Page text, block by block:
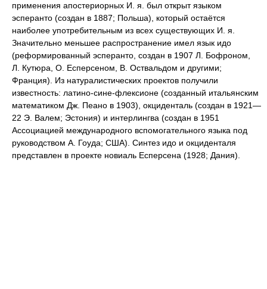
применения апостериорных И. я. был открыт языком
эсперанто (создан в 1887; Польша), который остаётся
наиболее употребительным из всех существующих И. я.
Значительно меньшее распространение имел язык идо
(реформированный эсперанто, создан в 1907 Л. Бофроном,
Л. Кутюра, О. Есперсеном, В. Оствальдом и другими;
Франция). Из натуралистических проектов получили
известность: латино-сине-флексионе (созданный итальянским
математиком Дж. Пеано в 1903), окциденталь (создан в 1921—
22 Э. Валем; Эстония) и интерлингва (создан в 1951
Ассоциацией международного вспомогательного языка под
руководством А. Гоуда; США). Синтез идо и окциденталя
представлен в проекте новиаль Есперсена (1928; Дания).